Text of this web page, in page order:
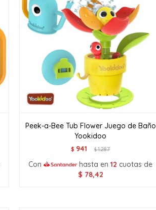
Peek-a-Bee Tub Flower Juego de Baño
Yookidoo
$ 941 $1.287
Con hasta en12 cuotas de
$ 78,42